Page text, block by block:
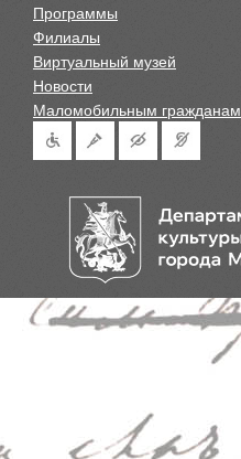
Программы
Филиалы
Виртуальный музей
Новости
Маломобильным гражданам